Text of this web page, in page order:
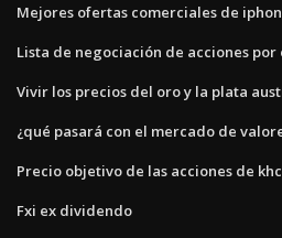
Mejores ofertas comerciales de
Lista de negociación de acciones por
Vivir los precios del oro y la plata
¿qué pasará con el mercado de
Precio objetivo de las acciones de khc
Fxi ex dividendo